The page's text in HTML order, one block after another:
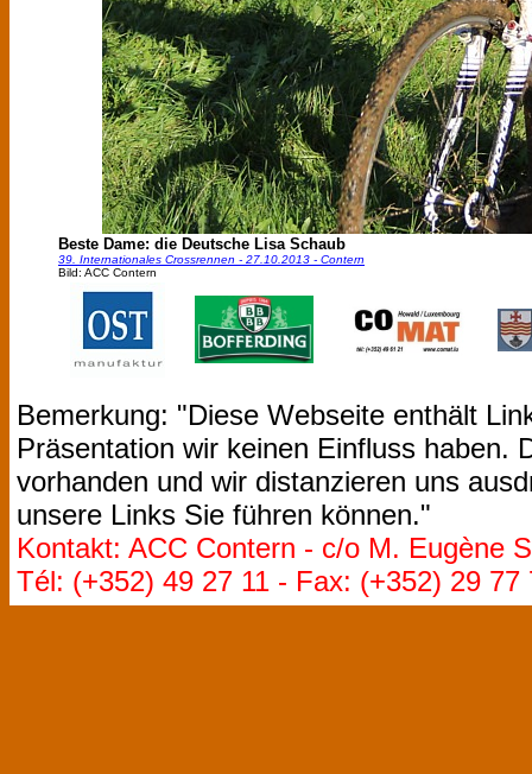
Beste Dame: die Deutsche Lisa Schaub
39. Internationales Crossrennen - 27.10.2013 - Contern
Bild: ACC Contern
Bemerkung: "Diese Webseite enthält
Präsentation wir keinen Einfluss haben.
vorhanden und wir distanzieren uns
unsere Links Sie führen können."
Kontakt: ACC Contern - c/o M. Eugène
Tél: (+352) 49 27 11 - Fax: (+352) 29